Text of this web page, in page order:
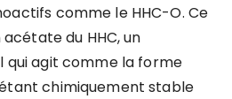
comme le HHC-O. Ce
du HHC, un
qui agit comme la forme
chimiquement stable